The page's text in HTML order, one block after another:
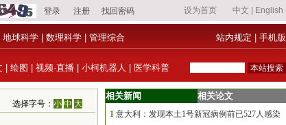
地球科学 数理科学 管理综合 站内规定 手机版
绘图 视频·直播 小柯机器人 医学科普
选择字号：小 中 大
相关新闻 相关论文
1 意大利：发现本土1号新冠病例前已527人感染